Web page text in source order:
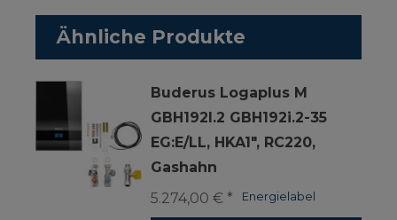
Ähnliche Produkte
Buderus Logaplus M
GBH192I.2 GBH192i.2-35
EG:E/LL, HKA1", RC220,
Gashahn
Energielabel
5.274,00 € *